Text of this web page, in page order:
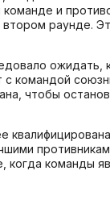
команде и
раунде.
ожидать,
с командой
чтобы
команды